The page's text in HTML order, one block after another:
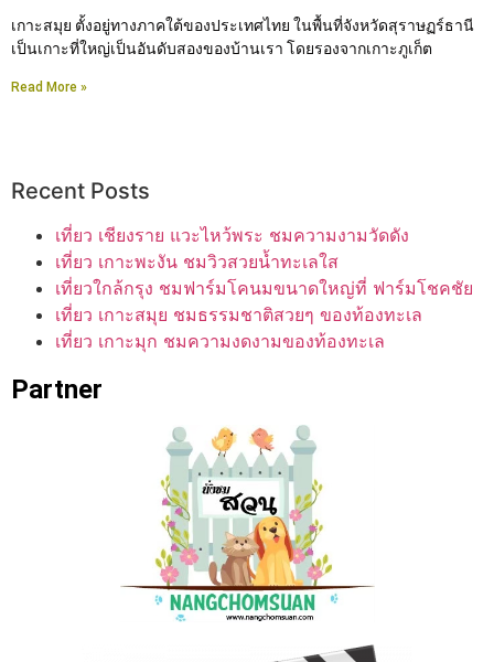
เกาะสมุย ตั้งอยู่ทางภาคใต้ของประเทศไทย ในพื้นที่จังหวัดสุราษฏร์ธานี
เป็นเกาะที่ใหญ่เป็นอันดับสองของบ้านเรา โดยรองจากเกาะภูเก็ต
Read More »
Recent Posts
เที่ยว เชียงราย แวะไหว้พระ ชมความงามวัดดัง
เที่ยว เกาะพะงัน ชมวิวสวยน้ำทะเลใส
เที่ยวใกล้กรุง ชมฟาร์มโคนมขนาดใหญ่ที่ ฟาร์มโชคชัย
เที่ยว เกาะสมุย ชมธรรมชาติสวยๆ ของท้องทะเล
เที่ยว เกาะมุก ชมความงดงามของท้องทะเล
Partner